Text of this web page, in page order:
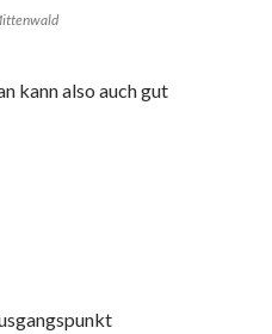
kann also auch gut